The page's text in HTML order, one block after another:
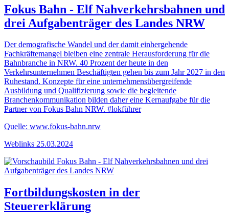
Fokus Bahn - Elf Nahverkehrsbahnen und
drei Aufgabenträger des Landes NRW
Der demografische Wandel und der damit einhergehende
Fachkräftemangel bleiben eine zentrale Herausforderung für die
Bahnbranche in NRW. 40 Prozent der heute in den
Verkehrsunternehmen Beschäftigten gehen bis zum Jahr 2027 in den
Ruhestand. Konzepte für eine unternehmensübergreifende
Ausbildung und Qualifizierung sowie die begleitende
Branchenkommunikation bilden daher eine Kernaufgabe für die
Partner von Fokus Bahn NRW. #lokführer
Quelle: www.fokus-bahn.nrw
Weblinks 25.03.2024
Fortbildungskosten in der
Steuererklärung